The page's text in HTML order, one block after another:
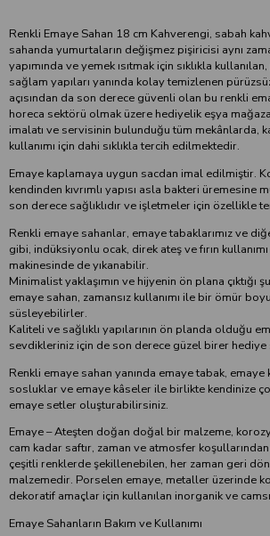
Renkli Emaye Sahan 18 cm Kahverengi, sabah
sahanda yumurtaların değişmez pişiricisi aynı
yapımında ve yemek ısıtmak için sıklıkla
sağlam yapıları yanında kolay temizlenen
açısından da son derece güvenli olan bu renkli
horeca sektörü olmak üzere hediyelik eşya
imalatı ve servisinin bulunduğu tüm mekânlarda,
kullanımı için dahi sıklıkla tercih edilmektedir.
Emaye kaplamaya uygun sacdan imal edilmiştir.
kendinden kıvrımlı yapısı asla bakteri üremesine
son derece sağlıklıdır ve işletmeler için özellikle
Renkli emaye sahanlar, emaye tabaklarımız ve
gibi, indüksiyonlu ocak, direk ateş ve fırın
makinesinde de yıkanabilir.
Minimalist yaklaşımın ve hijyenin ön plana çıktığı
emaye sahan, zamansız kullanımı ile bir ömür
süsleyebilirler.
Kaliteli ve sağlıklı yapılarının ön planda olduğu
sevdikleriniz için de son derece güzel birer
Renkli emaye sahan yanında emaye tabak,
sosluklar ve emaye kâseler ile birlikte kendinize
emaye setler oluşturabilirsiniz.
Emaye – Ateşten doğan doğal bir malzeme,
cam kadar saftır, zaman ve atmosfer
çeşitli renklerde şekillenebilen, her zaman geri
malzemedir. Porselen emaye, metaller üzerinde
dekoratif amaçlar için kullanılan inorganik ve
Emaye Sahanların Bakım ve Kullanımı